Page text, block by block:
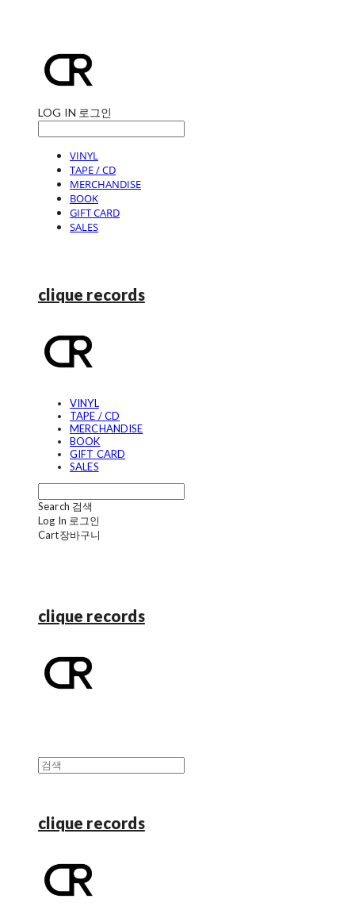
LOG IN 로그인
VINYL
TAPE / CD
MERCHANDISE
BOOK
GIFT CARD
SALES
clique records
VINYL
TAPE / CD
MERCHANDISE
BOOK
GIFT CARD
SALES
Search 검색
Log In 로그인
Cart장바구니
clique records
clique records